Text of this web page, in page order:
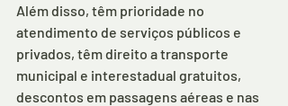
Além disso, têm prioridade no
atendimento de serviços públicos e
privados, têm direito a transporte
municipal e interestadual gratuitos,
descontos em passagens aéreas e nas